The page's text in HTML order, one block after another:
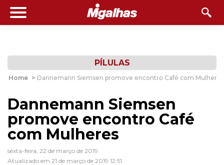
PÍLULAS
Home > Dannemann Siemsen promove encontro Café com Mulheres
Dannemann Siemsen
promove encontro Café
com Mulheres
sexta-feira, 22 de março de 2019
Atualizado em 21 de março de 2019 12:51